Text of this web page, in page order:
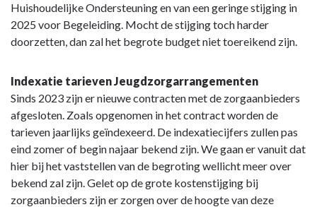
Huishoudelijke Ondersteuning en van een geringe stijging in
2025 voor Begeleiding. Mocht de stijging toch harder
doorzetten, dan zal het begrote budget niet toereikend zijn.
Indexatie tarieven Jeugdzorgarrangementen
Sinds 2023 zijn er nieuwe contracten met de zorgaanbieders
afgesloten. Zoals opgenomen in het contract worden de
tarieven jaarlijks geïndexeerd. De indexatiecijfers zullen pas
eind zomer of begin najaar bekend zijn. We gaan er vanuit dat
hier bij het vaststellen van de begroting wellicht meer over
bekend zal zijn. Gelet op de grote kostenstijging bij
zorgaanbieders zijn er zorgen over de hoogte van deze